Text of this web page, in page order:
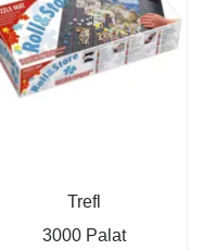
Trefl
3000 Palat